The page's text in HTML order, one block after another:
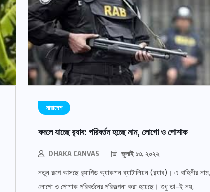
সারাদেশ
বদলে যাচ্ছে র‌্যাব: পরিবর্তন হচ্ছে নাম, লোগো ও পোশাক
DHAKA CANVAS জুলাই ১৩, ২০২২
নতুন রূপে আসছে র‌্যাপিড অ্যাকশন ব্যাটালিয়ন (র‌্যাব)। এ বাহিনীর নাম,
লোগো ও পোশাক পরিবর্তনের পরিকল্পনা করা হয়েছে। শুধু তা-ই নয়,